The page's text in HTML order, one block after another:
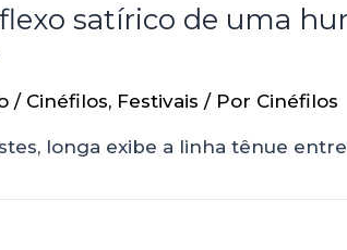
satírico de uma
/ Cinéfilos, Festivais / Por Cinéfilos
longa exibe a linha tênue